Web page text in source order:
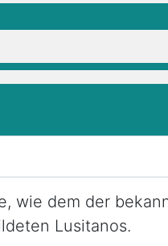
wie dem der
Lusitanos.